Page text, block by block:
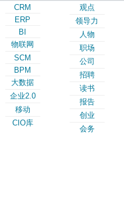
CRM
ERP
BI
物联网
SCM
BPM
大数据
企业2.0
移动
CIO库
观点
领导力
人物
职场
公司
招聘
读书
报告
创业
会务